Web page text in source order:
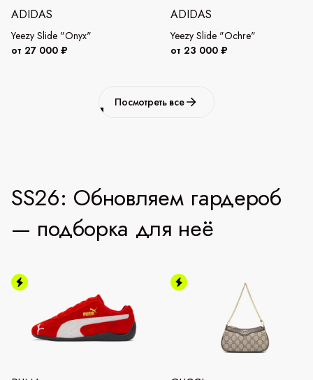
ADIDAS
Yeezy Slide "Onyx"
от 27 000 ₽
ADIDAS
Yeezy Slide "Ochre"
от 23 000 ₽
Посмотреть все
SS26: Обновляем гардероб
— подборка для неё